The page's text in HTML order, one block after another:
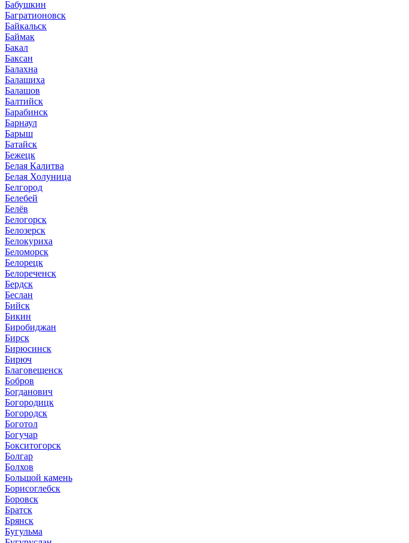
Бабушкин
Багратионовск
Байкальск
Баймак
Бакал
Баксан
Балахна
Балашиха
Балашов
Балтийск
Барабинск
Барнаул
Барыш
Батайск
Бежецк
Белая Калитва
Белая Холуница
Белгород
Белебей
Белёв
Белогорск
Белозерск
Белокуриха
Беломорск
Белорецк
Белореченск
Бердск
Беслан
Бийск
Бикин
Биробиджан
Бирск
Бирюсинск
Бирюч
Благовещенск
Бобров
Богданович
Богородицк
Богородск
Боготол
Богучар
Бокситогорск
Болгар
Болхов
Большой камень
Борисоглебск
Боровск
Братск
Брянск
Бугульма